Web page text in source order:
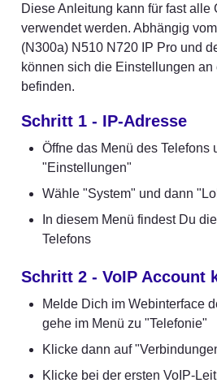
Diese Anleitung kann für fast alle
verwendet werden. Abhängig
(N300a) N510 N720 IP Pro und
können sich die Einstellungen
befinden.
Schritt 1 - IP-Adresse
Öffne das Menü des Telefons
"Einstellungen"
Wähle "System" und dann
In diesem Menü findest Du
Telefons
Schritt 2 - VoIP Account
Melde Dich im Webinterface
gehe im Menü zu "Telefonie"
Klicke dann auf
Klicke bei der ersten VoIP-